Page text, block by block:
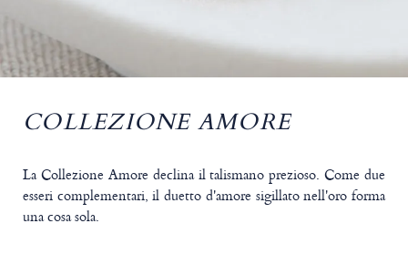
COLLEZIONE AMORE
La Collezione Amore declina il talismano prezioso. Come due
esseri complementari, il duetto d'amore sigillato nell'oro forma
una cosa sola.